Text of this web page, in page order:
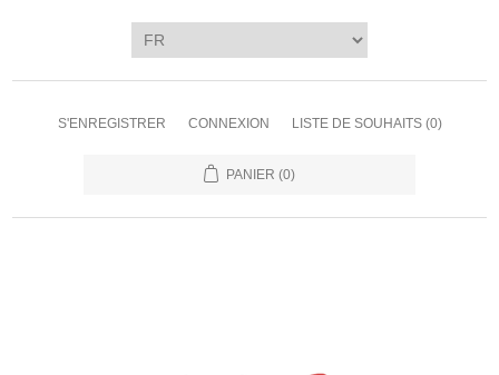
S'ENREGISTRER CONNEXION LISTE DE SOUHAITS (0)
PANIER (0)